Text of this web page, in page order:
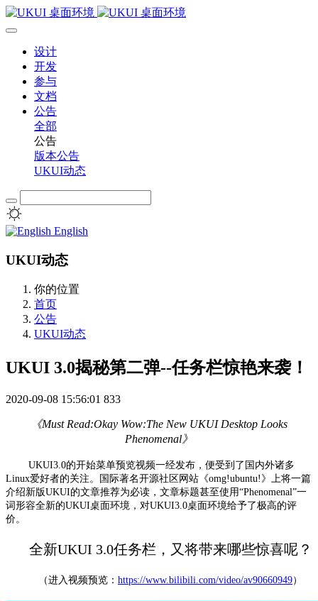
设计
开发
参与
文档
公告
全部
公告
版本公告
UKUI动态
English
UKUI动态
你的位置
首页
公告
UKUI动态
UKUI 3.0揭秘第二弹--任务栏惊艳来袭！
2020-09-08 15:56:01 833
《Must Read:Okay Wow:The New UKUI Desktop Looks
Phenomenal》
UKUI3.0的开始菜单预览视频一经发布，便受到了国内外诸多
Linux爱好者的关注。国际著名开源社区网站《omg!ubuntu!》上将一篇
介绍新版UKUI的文章推荐为必读，文章标题甚至使用“Phenomenal”一
词形容全新的UKUI桌面环境，对UKUI3.0桌面环境给予了极高的评
价。
全新UKUI 3.0任务栏，又将带来哪些惊喜呢？
（进入视频预览： https://www.bilibili.com/video/av90660949）